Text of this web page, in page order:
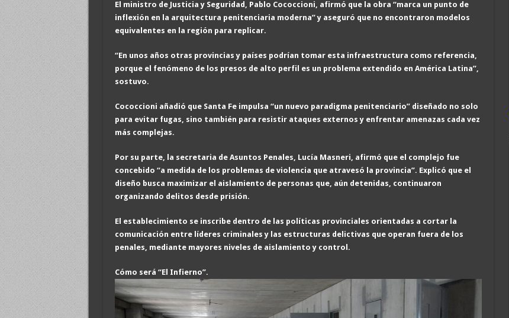
El ministro de Justicia y Seguridad, Pablo Cococcioni, afirmó que la obra “marca un punto de
inflexión en la arquitectura penitenciaria moderna” y aseguró que no encontraron modelos
equivalentes en la región para replicar.
“En unos años otras provincias y países podrían tomar esta infraestructura como referencia,
porque el fenómeno de los presos de alto perfil es un problema extendido en América Latina”,
sostuvo.
Cococcioni añadió que Santa Fe impulsa “un nuevo paradigma penitenciario” diseñado no solo
para evitar fugas, sino también para resistir ataques externos y enfrentar amenazas cada vez
más complejas.
Por su parte, la secretaria de Asuntos Penales, Lucía Masneri, afirmó que el complejo fue
concebido “a medida de los problemas de violencia que atravesó la provincia”. Explicó que el
diseño busca maximizar el aislamiento de personas que, aún detenidas, continuaron
organizando delitos desde prisión.
El establecimiento se inscribe dentro de las políticas provinciales orientadas a cortar la
comunicación entre líderes criminales y las estructuras delictivas que operan fuera de los
penales, mediante mayores niveles de aislamiento y control.
Cómo será “El Infierno”.